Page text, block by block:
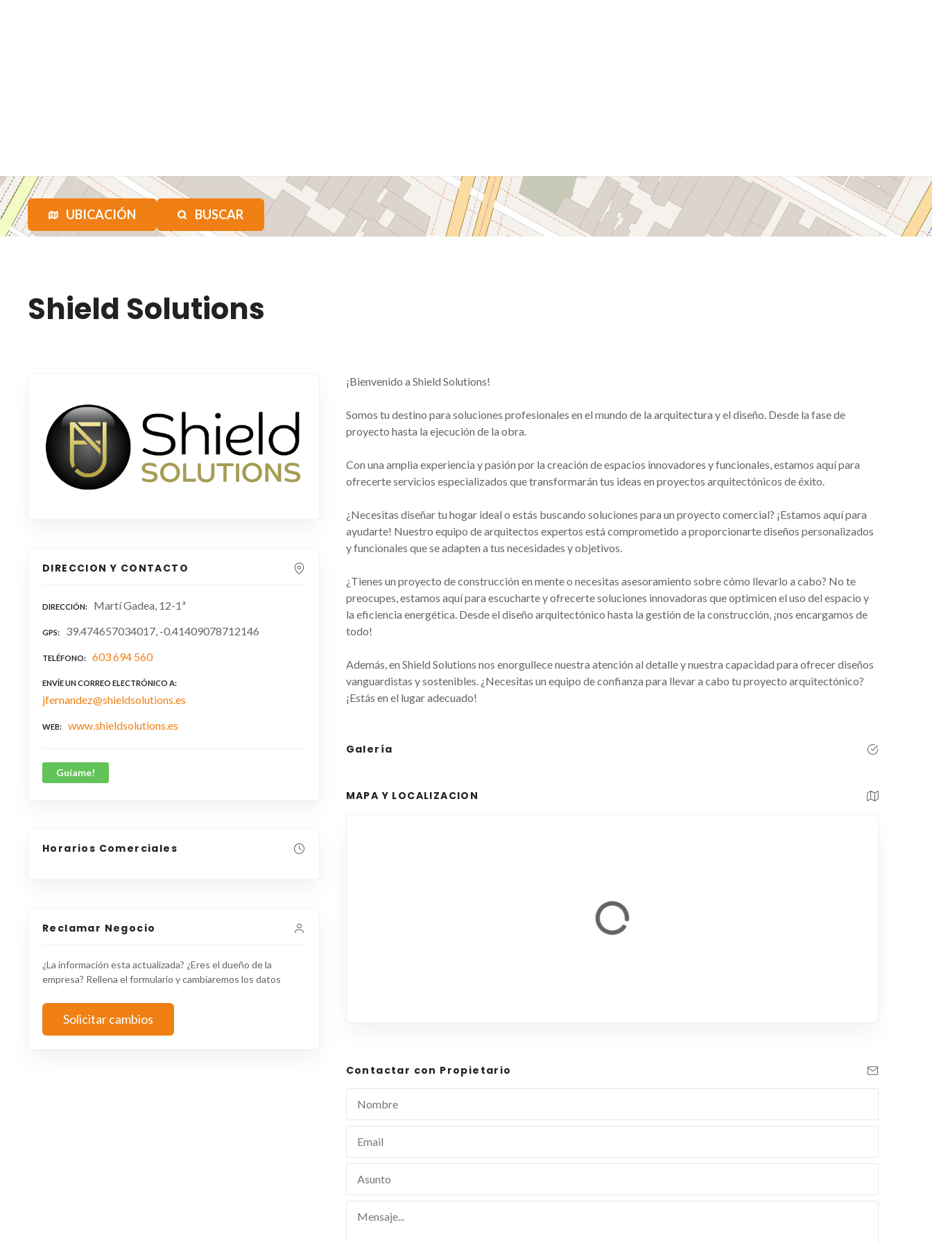
UBICACIÓN BUSCAR
Shield Solutions
DIRECCION Y CONTACTO
DIRECCIÓN Martí Gadea, 12-1ª
GPS 39.474657034017, -0.41409078712146
TELÉFONO 603 694 560
ENVÍE UN CORREO ELECTRÓNICO A
jfernandez@shieldsolutions.es
WEB www.shieldsolutions.es
Guíame!
Horarios Comerciales
Reclamar Negocio
¿La información esta actualizada? ¿Eres el dueño de la
empresa? Rellena el formulario y cambiaremos los datos
Solicitar cambios
¡Bienvenido a Shield Solutions!
Somos tu destino para soluciones profesionales en el mundo de la arquitectura y el diseño. Desde la fase de
proyecto hasta la ejecución de la obra.
Con una amplia experiencia y pasión por la creación de espacios innovadores y funcionales, estamos aquí para
ofrecerte servicios especializados que transformarán tus ideas en proyectos arquitectónicos de éxito.
¿Necesitas diseñar tu hogar ideal o estás buscando soluciones para un proyecto comercial? ¡Estamos aquí para
ayudarte! Nuestro equipo de arquitectos expertos está comprometido a proporcionarte diseños personalizados
y funcionales que se adapten a tus necesidades y objetivos.
¿Tienes un proyecto de construcción en mente o necesitas asesoramiento sobre cómo llevarlo a cabo? No te
preocupes, estamos aquí para escucharte y ofrecerte soluciones innovadoras que optimicen el uso del espacio y
la eficiencia energética. Desde el diseño arquitectónico hasta la gestión de la construcción, ¡nos encargamos de
todo!
Además, en Shield Solutions nos enorgullece nuestra atención al detalle y nuestra capacidad para ofrecer diseños
vanguardistas y sostenibles. ¿Necesitas un equipo de confianza para llevar a cabo tu proyecto arquitectónico?
¡Estás en el lugar adecuado!
Galería
MAPA Y LOCALIZACION
Contactar con Propietario